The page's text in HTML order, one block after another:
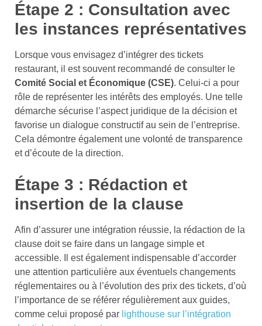
Étape 2 : Consultation avec
les instances représentatives
Lorsque vous envisagez d’intégrer des tickets
restaurant, il est souvent recommandé de consulter le
Comité Social et Économique (CSE). Celui-ci a pour
rôle de représenter les intérêts des employés. Une telle
démarche sécurise l’aspect juridique de la décision et
favorise un dialogue constructif au sein de l’entreprise.
Cela démontre également une volonté de transparence
et d’écoute de la direction.
Étape 3 : Rédaction et
insertion de la clause
Afin d’assurer une intégration réussie, la rédaction de la
clause doit se faire dans un langage simple et
accessible. Il est également indispensable d’accorder
une attention particulière aux éventuels changements
réglementaires ou à l’évolution des prix des tickets, d’où
l’importance de se référer régulièrement aux guides,
comme celui proposé par lighthouse sur l’intégration